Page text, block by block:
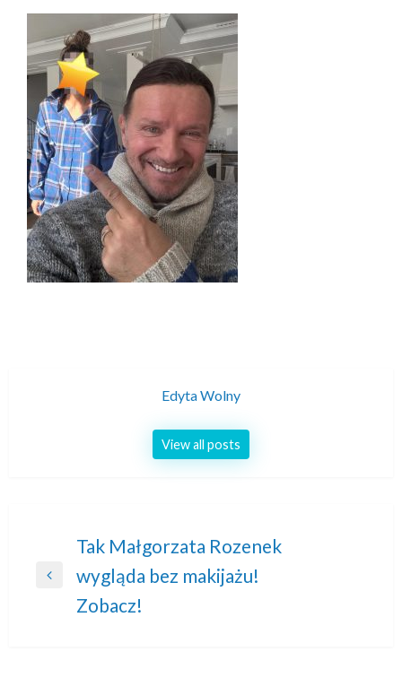
Edyta Wolny
View all posts
Nawigacja
wpisu
Previous
Tak Małgorzata Rozenek
wygląda bez makijażu!
Zobacz!